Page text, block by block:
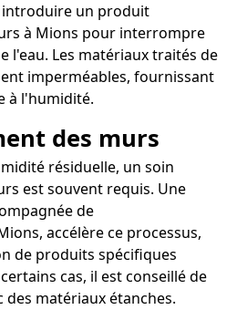
introduire un produit
à Mions pour interrompre
l'eau. Les matériaux traités de
imperméables, fournissant
à l'humidité.
des murs
résiduelle, un soin
est souvent requis. Une
de
accélère ce processus,
de produits spécifiques
cas, il est conseillé de
des matériaux étanches.